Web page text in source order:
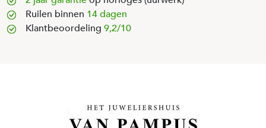
Ruilen binnen 14 dagen
Klantbeoordeling 9,2/10